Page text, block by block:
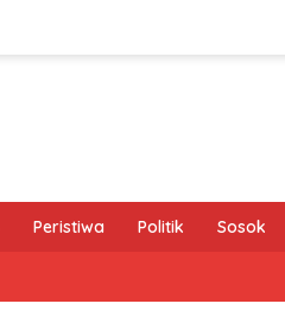
Peristiwa Politik Sosok